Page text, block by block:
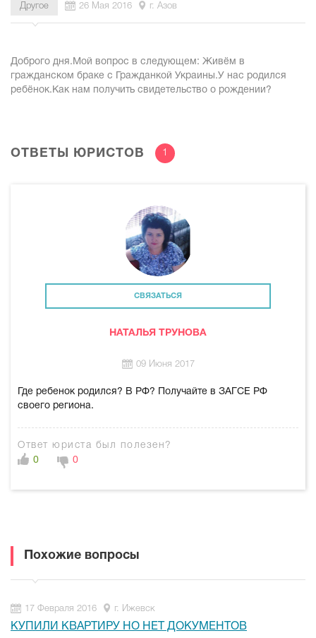
Другое 26 Мая 2016 г. Азов
Доброго дня.Мой вопрос в следующем: Живём в
гражданском браке с Гражданкой Украины.У нас родился
ребёнок.Как нам получить свидетельство о рождении?
ОТВЕТЫ ЮРИСТОВ 1
СВЯЗАТЬСЯ
НАТАЛЬЯ ТРУНОВА
09 Июня 2017
Где ребенок родился? В РФ? Получайте в ЗАГСЕ РФ
своего региона.
Ответ юриста был полезен?
0
0
Похожие вопросы
17 Февраля 2016 г. Ижевск
КУПИЛИ КВАРТИРУ НО НЕТ ДОКУМЕНТОВ